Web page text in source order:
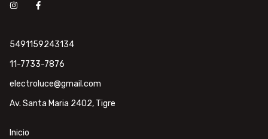
5491159243134
11-7733-7876
electroluce@gmail.com
Av. Santa Maria 2402, Tigre
Inicio